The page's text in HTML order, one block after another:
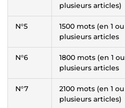
plusieurs articles)
N°5
1500 mots (en 1 ou
plusieurs articles
N°6
1800 mots (en 1 ou
plusieurs articles
N°7
2100 mots (en 1 ou
plusieurs articles)